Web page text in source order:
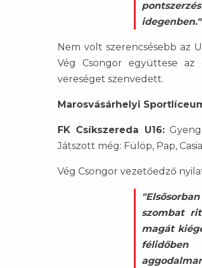
idegenben."
Nem volt szerencsésebb az
Vég Csongor együttese
vereséget szenvedett.
Marosvásárhelyi
FK Csíkszereda U16:
Játszott még: Fülöp, Pap,
Vég Csongor vezetőedző
szombat
magát